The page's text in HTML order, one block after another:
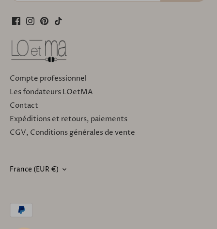
Compte professionnel
Les fondateurs LOetMA
Contact
Expéditions et retours, paiements
CGV, Conditions générales de vente
DEVISE
France (EUR €)